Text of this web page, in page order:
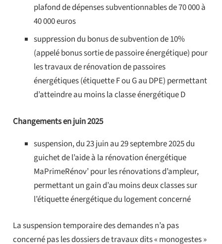
plafond de dépenses subventionnables de70 000 à
40 000 euros
suppression du bonus de subvention de 10%
(appelé bonus sortie de passoire énergétique) pour
les travaux de rénovation depassoires
énergétiques (étiquette F ou G au DPE) permettant
d’atteindre au moins la classe énergétique D
Changements en juin 2025
suspension, du 23 juin au 29 septembre 2025 du
guichet de l’aide à la rénovation énergétique
MaPrimeRénov’ pour les rénovations d’ampleur,
permettant un gain d’au moins deux classes sur
l’étiquette énergétique du logement concerné
La suspension temporaire des demandes n’a pas
concerné pas les dossiers de travaux dits « monogestes »